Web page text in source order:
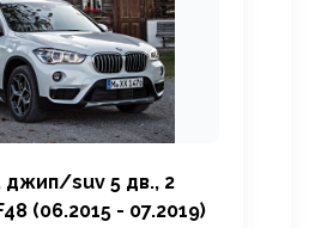
джип/suv 5 дв., 2
(06.2015 - 07.2019)